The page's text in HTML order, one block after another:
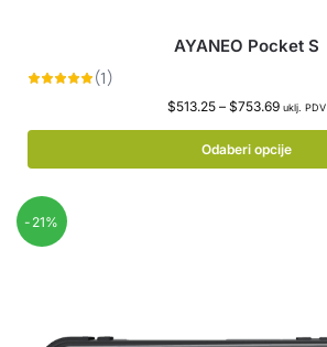
AYANEO Pocket S
$513.25 – $753.69 uklj. PDV
Odaberi opcije
-21%